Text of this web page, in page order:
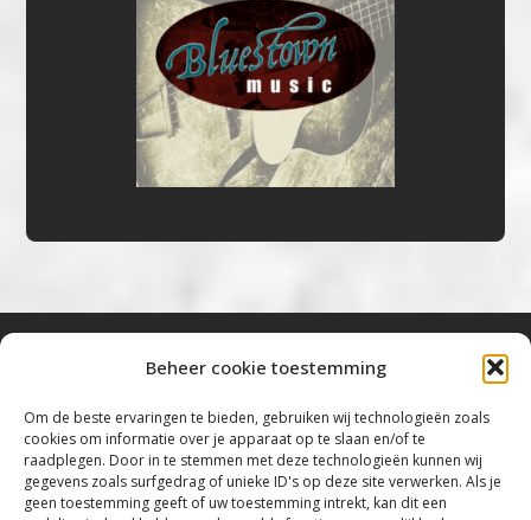
Beheer cookie toestemming
Om de beste ervaringen te bieden, gebruiken wij technologieën zoals
cookies om informatie over je apparaat op te slaan en/of te
raadplegen. Door in te stemmen met deze technologieën kunnen wij
gegevens zoals surfgedrag of unieke ID's op deze site verwerken. Als je
geen toestemming geeft of uw toestemming intrekt, kan dit een
“Voor de mooiste Blues, Rock, Roots &
Americana”